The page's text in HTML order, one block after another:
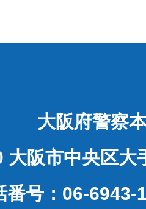
大阪府警察
大阪市中央区大
番号：06-6943-